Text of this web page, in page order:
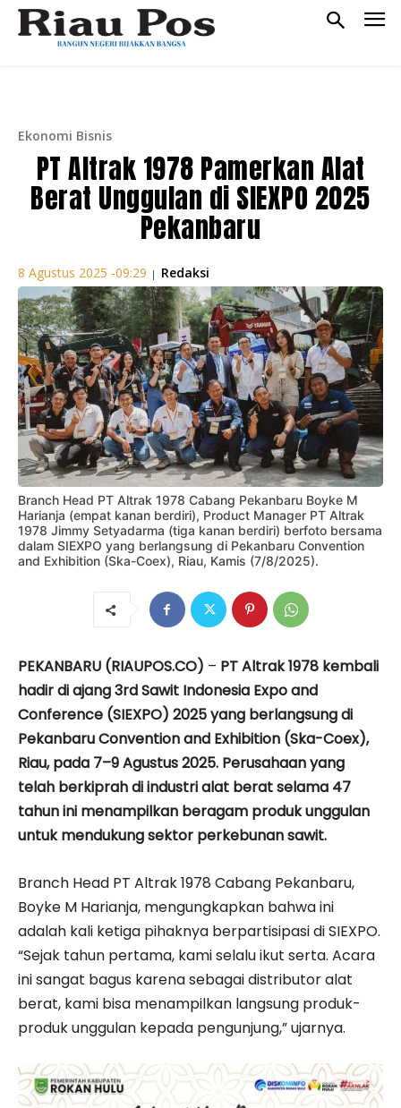
Ekonomi Bisnis
PT Altrak 1978 Pamerkan Alat
Berat Unggulan di SIEXPO 2025
Pekanbaru
8 Agustus 2025 -09:29 | Redaksi
Branch Head PT Altrak 1978 Cabang Pekanbaru Boyke M
Harianja (empat kanan berdiri), Product Manager PT Altrak
1978 Jimmy Setyadarma (tiga kanan berdiri) berfoto bersama
dalam SIEXPO yang berlangsung di Pekanbaru Convention
and Exhibition (Ska-Coex), Riau, Kamis (7/8/2025).
PEKANBARU (RIAUPOS.CO) – PT Altrak 1978 kembali
hadir di ajang 3rd Sawit Indonesia Expo and
Conference (SIEXPO) 2025 yang berlangsung di
Pekanbaru Convention and Exhibition (Ska-Coex),
Riau, pada 7–9 Agustus 2025. Perusahaan yang
telah berkiprah di industri alat berat selama 47
tahun ini menampilkan beragam produk unggulan
untuk mendukung sektor perkebunan sawit.
Branch Head PT Altrak 1978 Cabang Pekanbaru,
Boyke M Harianja, mengungkapkan bahwa ini
adalah kali ketiga pihaknya berpartisipasi di SIEXPO.
“Sejak tahun pertama, kami selalu ikut serta. Acara
ini sangat bagus karena sebagai distributor alat
berat, kami bisa menampilkan langsung produk-
produk unggulan kepada pengunjung,” ujarnya.